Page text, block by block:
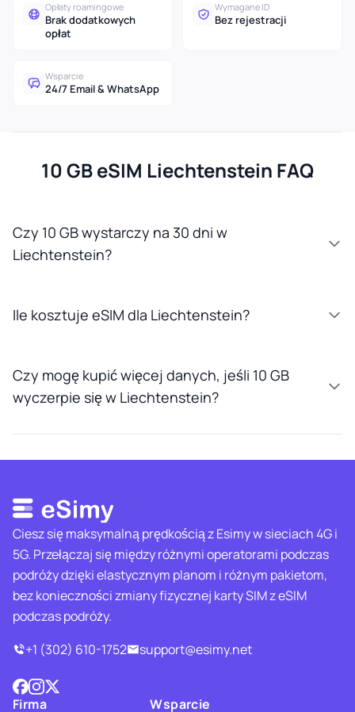
Opłaty roamingowe
Brak dodatkowych
opłat
Wymagane ID
Bez rejestracji
Wsparcie
24/7 Email & WhatsApp
10 GB eSIM Liechtenstein FAQ
Czy 10 GB wystarczy na 30 dni w
Liechtenstein?
Ile kosztuje eSIM dla Liechtenstein?
Czy mogę kupić więcej danych, jeśli 10 GB
wyczerpie się w Liechtenstein?
Ciesz się maksymalną prędkością z Esimy w sieciach 4G i
5G. Przełączaj się między różnymi operatorami podczas
podróży dzięki elastycznym planom i różnym pakietom,
bez konieczności zmiany fizycznej karty SIM z eSIM
podczas podróży.
+1 (302) 610-1752
support@esimy.net
Firma Wsparcie